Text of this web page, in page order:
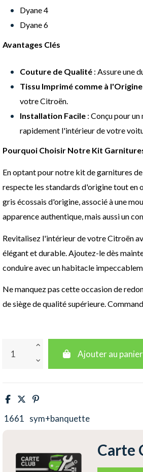
Dyane 4
Dyane 6
Avantages Clés
Couture de Qualité: Assure une
Tissu Imprimé comme à l'Origine
votre Citroën.
Installation Facile: Conçu pour
rapidement l'intérieur de votre
Pourquoi Choisir Notre Kit
En optant pour notre kit de garnitures
respecte les standards d'origine tout en
gris écossais d'origine, associé à une
apparence authentique, mais aussi un
Revitalisez l'intérieur de votre Citroën
élégant et durable. Ajoutez-le dès
conduire avec un habitacle
Ne manquez pas cette occasion de
de siège de qualité supérieure.
Ajouter au panier
1661 sym+banquette
Carte